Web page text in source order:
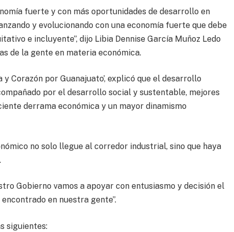
fuerte y con más oportunidades de desarrollo en
y evolucionando con una economía fuerte que debe
e incluyente”, dijo Libia Dennise García Muñoz Ledo
de la gente en materia económica.
y Corazón por Guanajuato’, explicó que el desarrollo
por el desarrollo social y sustentable, mejores
derrama económica y un mayor dinamismo
no solo llegue al corredor industrial, sino que haya
Gobierno vamos a apoyar con entusiasmo y decisión el
en nuestra gente”.
siguientes: